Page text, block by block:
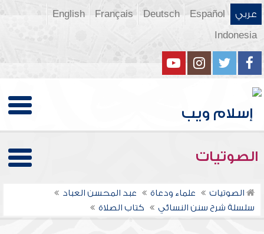
عربي Español
Deutsch
Français
English
Indonesia
الصوتيات
الصوتيات علماء ودعاة
عبد المحسن العباد
سلسلة شرح سنن النسائي
كتاب الصلاة